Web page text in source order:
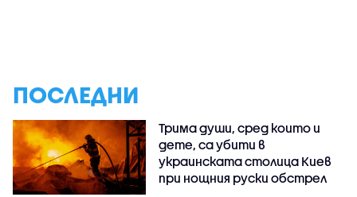
ПОСЛЕДНИ
Трима души, сред които и
дете, са убити в
украинската столица Киев
при нощния руски обстрел